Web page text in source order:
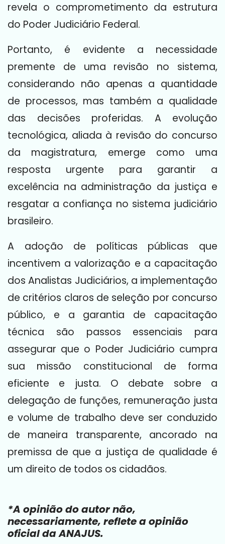
revela o comprometimento da estrutura
do Poder Judiciário Federal.
Portanto, é evidente a necessidade
premente de uma revisão no sistema,
considerando não apenas a quantidade
de processos, mas também a qualidade
das decisões proferidas. A evolução
tecnológica, aliada à revisão do concurso
da magistratura, emerge como uma
resposta urgente para garantir a
excelência na administração da justiça e
resgatar a confiança no sistema judiciário
brasileiro.
A adoção de políticas públicas que
incentivem a valorização e a capacitação
dos Analistas Judiciários, a implementação
de critérios claros de seleção por concurso
público, e a garantia de capacitação
técnica são passos essenciais para
assegurar que o Poder Judiciário cumpra
sua missão constitucional de forma
eficiente e justa. O debate sobre a
delegação de funções, remuneração justa
e volume de trabalho deve ser conduzido
de maneira transparente, ancorado na
premissa de que a justiça de qualidade é
um direito de todos os cidadãos.
*A opinião do autor não,
necessariamente, reflete a opinião
oficial da ANAJUS.